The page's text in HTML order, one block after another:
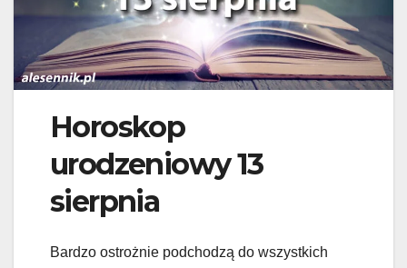
Horoskop
urodzeniowy 13
sierpnia
Bardzo ostrożnie podchodzą do wszystkich